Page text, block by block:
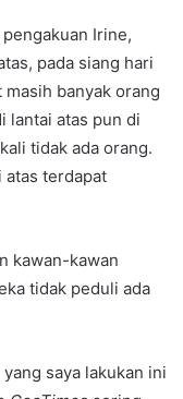
Irine,
pada siang hari
banyak orang
lantai atas pun di
tidak ada orang.
atas terdapat
kawan-kawan
tidak peduli ada
saya lakukan ini